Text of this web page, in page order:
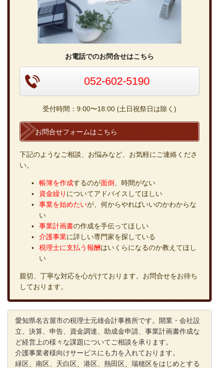
お電話でのお問合せはこちら
052-602-5190
受付時間：9:00〜18:00 (土日祝祭日は除く)
お問合せフォームはこちら
下記のようなご相談、お悩みなど、お気軽にご連絡くださ
い。
帳簿を作成するのが面倒
、時間がない
資金繰り についてアドバイスしてほしい
事業を始めたいが、何からやればいいのかわからな
い
事業計画書の作成を手伝ってほしい
介護事業に詳しい専門家を探している
税理士に支払う報酬はいくらになるのか教えてほし
い
親切、丁寧な対応を心がけております。お問合せをお待ち
しております。
愛知県名古屋市の税理士元雄会計事務所です。開業・会社設
立、決算、申告、資金調達、助成金申請、事業計画書作成な
ど経営上の様々な課題についてご相談を承ります。
介護事業者様向けサービスにも力を入れております。
緑区、南区、天白区、港区、熱田区、瑞穂区をはじめとする